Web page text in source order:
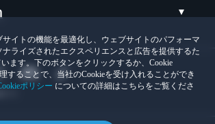
イトの機能を最適化し、ウェブサイトのパフォーマ
ライズされたエクスペリエンスと広告を提供するた
ます。下のボタンをクリックするか、Cookie
することで、当社のCookieを受け入れることができ
ポリシー についての詳細はこちらをご覧くださ